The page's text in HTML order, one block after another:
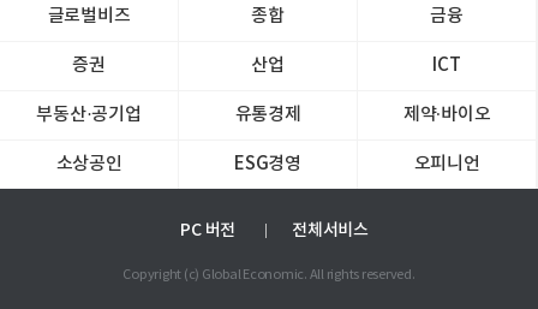
글로벌비즈 종합 금융
증권 산업 ICT
부동산·공기업 유통경제 제약∙바이오
소상공인 ESG경영 오피니언
PC 버전 전체서비스
Copyright (c) Global Economic. All rights reserved.